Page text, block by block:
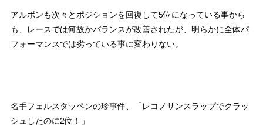
アルボンも次々とポジションを回復して5位になっている事から
も、レースでは何故かバランスが改善されたが、明らかに全体パ
フォーマンスでは劣っている事に変わりない。
名手フェルスタッペンの珍事件、「レコノサンスラップでクラッ
シュしたのに2位！」